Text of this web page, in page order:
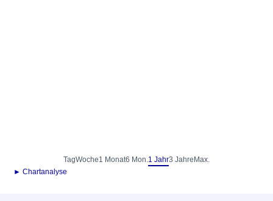
TagWoche1 Monat6 Mon.1 Jahr3 Jahre Max.
► Chartanalyse